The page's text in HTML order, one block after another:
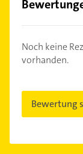
Noch keine
vorhanden.
Bewertung